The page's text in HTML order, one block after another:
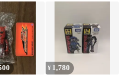
ティ 100%
¥ 1,780